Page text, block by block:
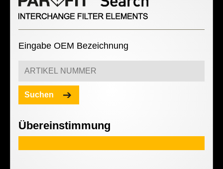
Eingabe OEM Bezeichnung
Suchen
Übereinstimmung